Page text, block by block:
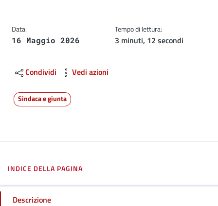
Data:
16 Maggio 2026
Tempo di lettura:
3 minuti, 12 secondi
Condividi Vedi azioni
Sindaca e giunta
INDICE DELLA PAGINA
Descrizione